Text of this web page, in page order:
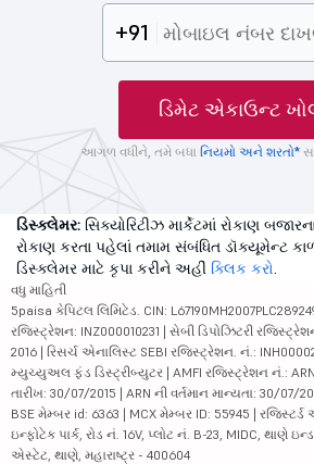
+91
ડિમેટ એકાઉન્ટ
આગળ વધીને, તમે બધા નિયમો અને શરતો*
ડિસ્ક્લેમર: સિક્યોરિટીઝ માર્કેટમાં રોકાણ
રોકાણ કરતા પહેલાં તમામ સંબંધિત ડૉક્યૂમેન્ટ
ડિસ્ક્લેમર માટે કૃપા કરીને અહીં ક્લિક કરો.
વધુ માહિતી
5paisa કેપિટલ લિમિટેડ. CIN:
રજિસ્ટ્રેશન: INZ000010231 | સેબી ડિપોઝિટરી
2016 | રિસર્ચ એનાલિસ્ટ SEBI રજિસ્ટ્રેશન. નં.:
મ્યુચ્યુઅલ ફંડ ડિસ્ટ્રીબ્યુટર | AMFI રજિસ્ટ્રેશન નં.:
તારીખ: 30/07/2015 | ARN ની વર્તમાન માન્યતા: 30/07/
BSE મેમ્બર id: 6363 | MCX મેમ્બર ID: 55945 |
ઇન્ફોટેક પાર્ક, રોડ નં. 16V, પ્લોટ નં. B-23, MIDC, થાણે
એસ્ટેટ, થાણે, મહારાષ્ટ્ર - 400604